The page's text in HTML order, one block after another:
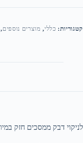
קטגוריות: כללי, מוצרים נוספים,
לניקוי דבק ממסכים חזק